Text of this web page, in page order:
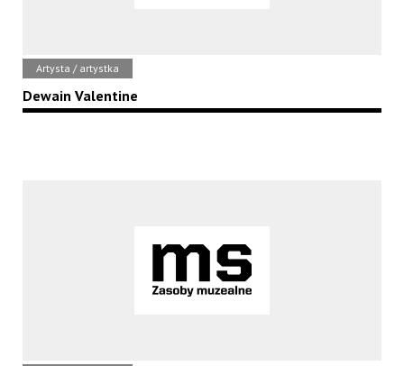
Artysta / artystka
Dewain Valentine